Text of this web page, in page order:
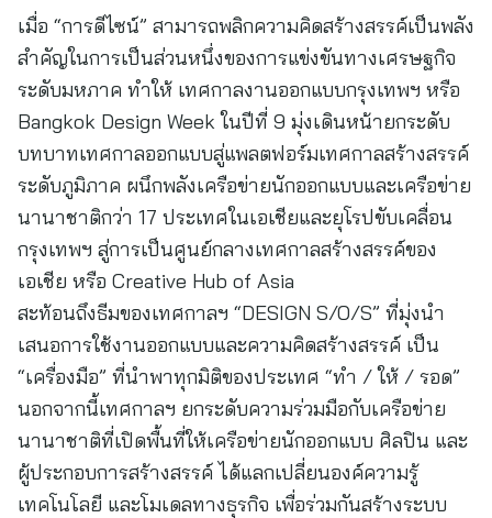
เมื่อ “การดีไซน์” สามารถพลิกความคิดสร้างสรรค์เป็นพลัง
สำคัญในการเป็นส่วนหนึ่งของการแข่งขันทางเศรษฐกิจ
ระดับมหภาค ทำให้ เทศกาลงานออกแบบกรุงเทพฯ หรือ
Bangkok Design Week ในปีที่ 9 มุ่งเดินหน้ายกระดับ
บทบาทเทศกาลออกแบบสู่แพลตฟอร์มเทศกาลสร้างสรรค์
ระดับภูมิภาค ผนึกพลังเครือข่ายนักออกแบบและเครือข่าย
นานาชาติกว่า 17 ประเทศในเอเชียและยุโรปขับเคลื่อน
กรุงเทพฯ สู่การเป็นศูนย์กลางเทศกาลสร้างสรรค์ของ
เอเชีย หรือ Creative Hub of Asia
สะท้อนถึงธีมของเทศกาลฯ “DESIGN S/O/S” ที่มุ่งนำ
เสนอการใช้งานออกแบบและความคิดสร้างสรรค์ เป็น
“เครื่องมือ” ที่นำพาทุกมิติของประเทศ “ทำ / ให้ / รอด”
นอกจากนี้เทศกาลฯ ยกระดับความร่วมมือกับเครือข่าย
นานาชาติที่เปิดพื้นที่ให้เครือข่ายนักออกแบบ ศิลปิน และ
ผู้ประกอบการสร้างสรรค์ ได้แลกเปลี่ยนองค์ความรู้
เทคโนโลยี และโมเดลทางธุรกิจ เพื่อร่วมกันสร้างระบบ